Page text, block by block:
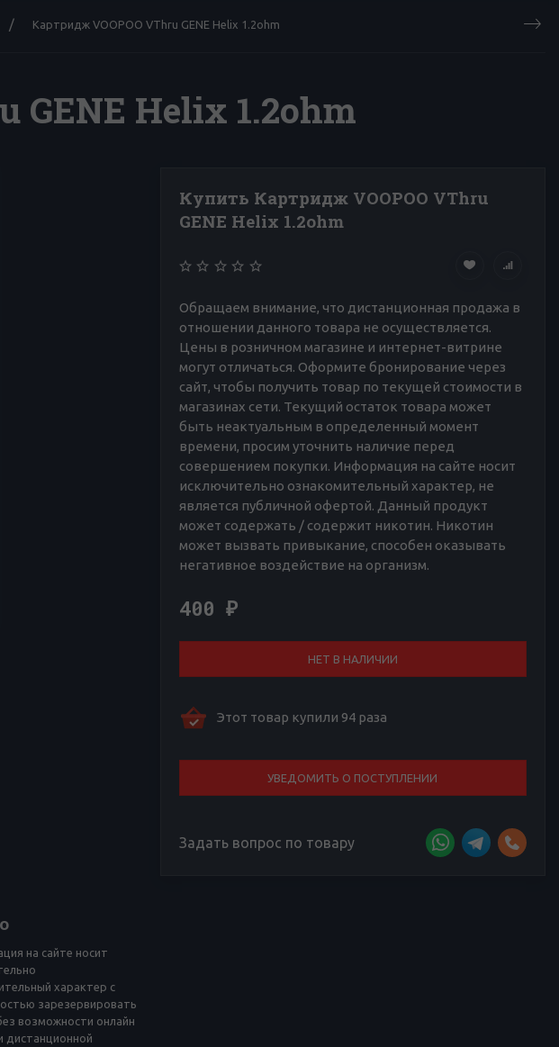
Картридж VOOPOO VThru GENE Helix 1.2ohm
GENE Helix 1.2ohm
Купить Картридж VOOPOO VThru
GENE Helix 1.2ohm
Обращаем внимание, что дистанционная продажа в
отношении данного товара не осуществляется.
Цены в розничном магазине и интернет-витрине
могут отличаться. Оформите бронирование через
сайт, чтобы получить товар по текущей стоимости в
магазинах сети. Текущий остаток товара может
быть неактуальным в определенный момент
времени, просим уточнить наличие перед
совершением покупки. Информация на сайте носит
исключительно ознакомительный характер, не
является публичной офертой. Данный продукт
может содержать / содержит никотин. Никотин
может вызвать привыкание, способен оказывать
негативное воздействие на организм.
400 ₽
НЕТ В НАЛИЧИИ
Этот товар купили 94 раза
УВЕДОМИТЬ О ПОСТУПЛЕНИИ
Задать вопрос по товару
на сайте носит
характер с
зарезервировать
возможности онлайн
дистанционной